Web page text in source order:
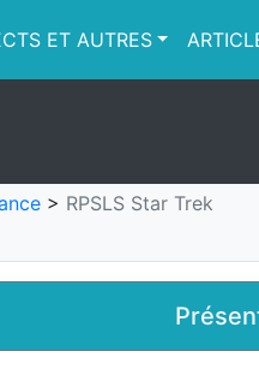
ET AUTRES
> RPSLS Star Trek